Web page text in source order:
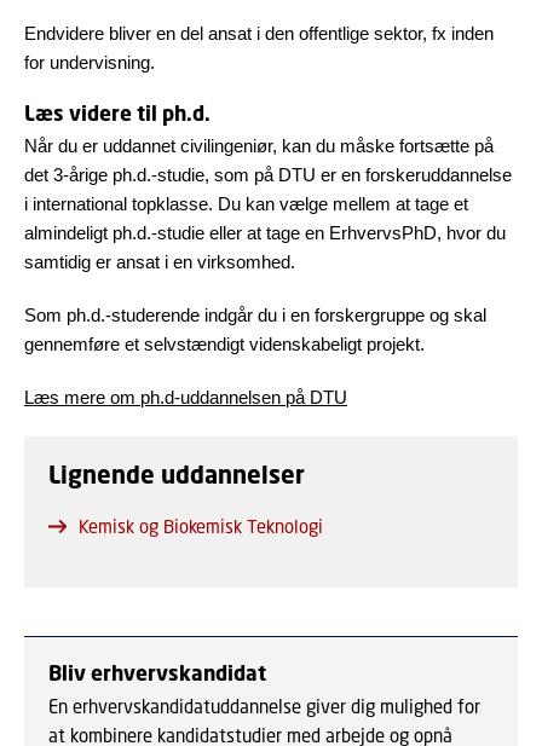
Endvidere bliver en del ansat i den offentlige sektor, fx inden
for undervisning.
Læs videre til ph.d.
Når du er uddannet civilingeniør, kan du måske fortsætte på
det 3-årige ph.d.-studie, som på DTU er en forskeruddannelse
i international topklasse. Du kan vælge mellem at tage et
almindeligt ph.d.-studie eller at tage en ErhvervsPhD, hvor du
samtidig er ansat i en virksomhed.
Som ph.d.-studerende indgår du i en forskergruppe og skal
gennemføre et selvstændigt videnskabeligt projekt.
Læs mere om ph.d-uddannelsen på DTU
Lignende uddannelser
Kemisk og Biokemisk Teknologi
Bliv erhvervskandidat
En erhvervskandidatuddannelse giver dig mulighed for
at kombinere kandidatstudier med arbejde og opnå